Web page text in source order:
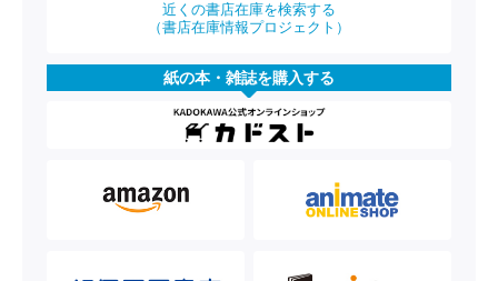
近くの書店在庫を検索する
（書店在庫情報プロジェクト）
紙の本・雑誌を購入する